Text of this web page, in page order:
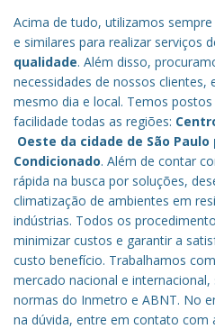
Acima de tudo, utilizamos
e similares para realizar serviços
qualidade. Além disso,
necessidades de nossos clientes,
mesmo dia e local. Temos
facilidade todas as regiões:
Oeste da cidade de São Paulo
Condicionado. Além de contar
rápida na busca por soluções,
climatização de ambientes em
indústrias. Todos os
minimizar custos e garantir a
custo benefício. Trabalhamos
mercado nacional e
normas do Inmetro e ABNT. No
na dúvida, entre em contato com